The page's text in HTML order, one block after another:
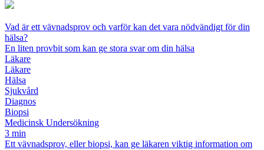
Vad är ett vävnadsprov och varför kan det vara nödvändigt för din
hälsa?
En liten provbit som kan ge stora svar om din hälsa
Läkare
Läkare
Hälsa
Sjukvård
Diagnos
Biopsi
Medicinsk Undersökning
3 min
Ett vävnadsprov, eller biopsi, kan ge läkaren viktig information om